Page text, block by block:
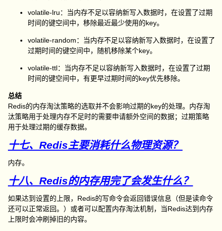
volatile-lru：当内存不足以容纳新写入数据时，在设置了过期
时间的键空间中，移除最近最少使用的key。
volatile-random：当内存不足以容纳新写入数据时，在设置了
过期时间的键空间中，随机移除某个key。
volatile-ttl：当内存不足以容纳新写入数据时，在设置了过期
时间的键空间中，有更早过期时间的key优先移除。
总结
Redis的内存淘汰策略的选取并不会影响过期的key的处理。内存淘
汰策略用于处理内存不足时的需要申请额外空间的数据；过期策略
用于处理过期的缓存数据。
十七、Redis主要消耗什么物理资源？
内存。
十八、Redis的内存用完了会发生什么？
如果达到设置的上限，Redis的写命令会返回错误信息（但是读命令
还可以正常返回。）或者可以配置内存淘汰机制，当Redis达到内存
上限时会冲刷掉旧的内容。